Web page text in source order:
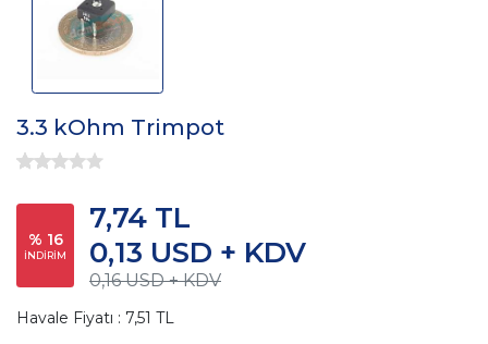
3.3 kOhm Trimpot
% 16
İNDİRİM
0,16 USD + KDV
0,13 USD + KDV
7,74 TL
Havale Fiyatı : 7,51 TL